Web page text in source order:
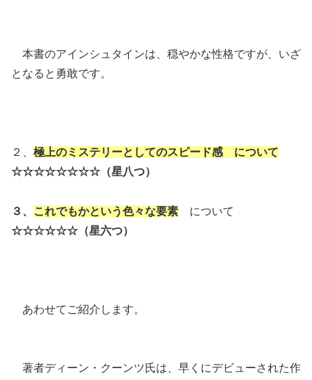
本書のアインシュタインは、穏やかな性格ですが、いざ
となると勇敢です。
２、 極上のミステリーとしてのスピード感 について
☆☆☆☆☆☆☆☆（星八つ）
３、 これでもかという色々な要素 について
☆☆☆☆☆☆（星六つ）
あわせてご紹介します。
著者ディーン・クーンツ氏は、早くにデビューされた作